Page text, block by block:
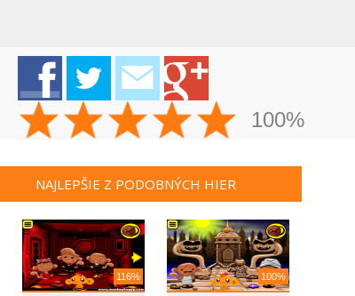
100%
NAJLEPŠIE Z PODOBNÝCH HIER
116% 100%